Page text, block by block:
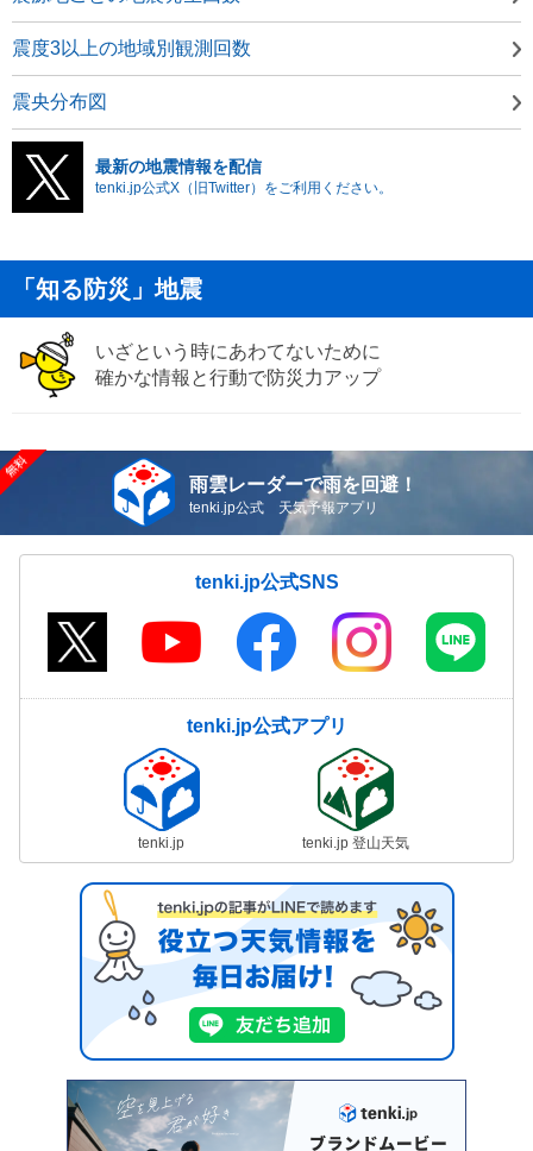
震度3以上の地域別観測回数
震央分布図
最新の地震情報を配信
tenki.jp公式X（旧Twitter）をご利用ください。
「知る防災」地震
いざという時にあわてないために
確かな情報と行動で防災力アップ
雨雲レーダーで雨を回避！
tenki.jp公式 天気予報アプリ
tenki.jp公式SNS
tenki.jp公式アプリ
tenki.jp tenki.jp 登山天気